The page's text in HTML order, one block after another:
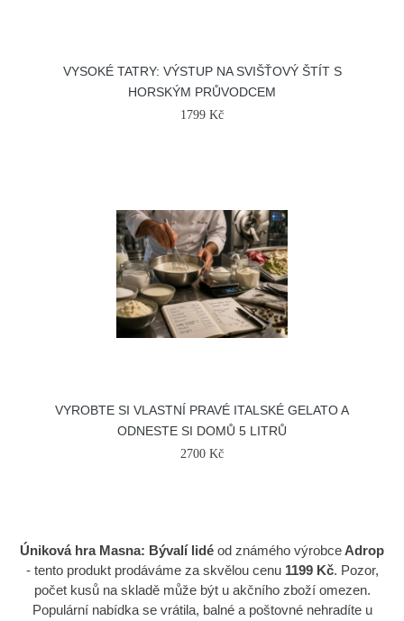
VYSOKÉ TATRY: VÝSTUP NA SVIŠŤOVÝ ŠTÍT S
HORSKÝM PRŮVODCEM
1799 Kč
VYROBTE SI VLASTNÍ PRAVÉ ITALSKÉ GELATO A
ODNESTE SI DOMŮ 5 LITRŮ
2700 Kč
Úniková hra Masna: Bývalí lidé od známého výrobce Adrop
- tento produkt prodáváme za skvělou cenu 1199 Kč. Pozor,
počet kusů na skladě může být u akčního zboží omezen.
Populární nabídka se vrátila, balné a poštovné nehradíte u